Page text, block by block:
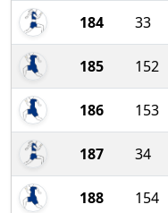
184 33
185 152
186 153
187 34
188 154